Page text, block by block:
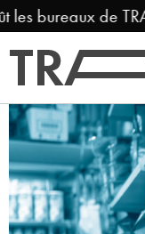
bureaux de